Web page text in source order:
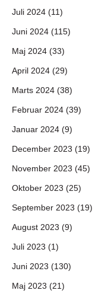
Juli 2024 (11)
Juni 2024 (115)
Maj 2024 (33)
April 2024 (29)
Marts 2024 (38)
Februar 2024 (39)
Januar 2024 (9)
December 2023 (19)
November 2023 (45)
Oktober 2023 (25)
September 2023 (19)
August 2023 (9)
Juli 2023 (1)
Juni 2023 (130)
Maj 2023 (21)